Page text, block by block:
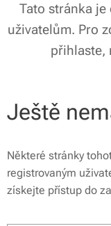
Tato stránka
uživatelům. Pro
přihlaste,
Ještě
Některé stránky
registrovaným
získejte přístup do